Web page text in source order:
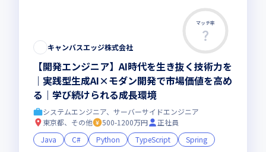
マッチ率
キャンバスエッジ株式会社
【開発エンジニア】AI時代を生き抜く技術力を
｜実践型生成AI×モダン開発で市場価値を高め
る｜学び続けられる成長環境
システムエンジニア、サーバーサイドエンジニア
東京都、その他
500-1200万円
正社員
Java
C# Python TypeScript
Spring